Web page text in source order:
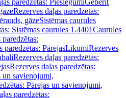
paredzētas: PieslēgumiGeberit
Rezerves daļas paredzētas:
gāzeSistēmas caurules
Sistēmas caurules 1.4401Caurules
paredzētas: PārejasLīkumiRezerves
Rezerves daļas paredzētas:
Rezerves daļas paredzētas:
un savienojumi,
Pārejas un savienojumi,
paredzētas: